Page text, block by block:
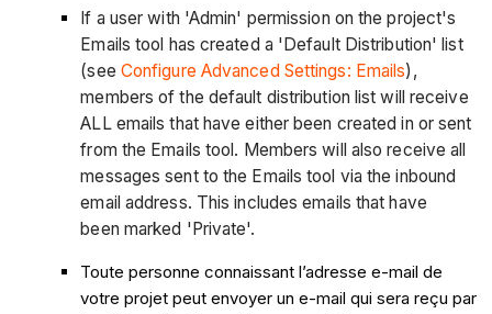
If a user with 'Admin' permission on the project's
Emails tool has created a 'Default Distribution' list
(see Configure Advanced Settings: Emails),
members of the default distribution list will receive
ALL emails that have either been created in or sent
from the Emails tool. Members will also receive all
messages sent to the Emails tool via the inbound
email address. This includes emails that have
been marked 'Private'.
Toute personne connaissant l’adresse e-mail de
votre projet peut envoyer un e-mail qui sera reçu par